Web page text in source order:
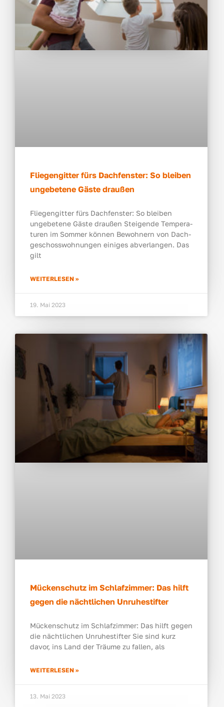
Fliegengitter fürs Dachfenster: So bleiben
ungebetene Gäste draußen
Flie­gen­git­ter fürs Dach­fens­ter: So blei­ben
unge­be­te­ne Gäs­te drau­ßen Stei­gen­de Tem­pe­ra­
tu­ren im Som­mer kön­nen Bewoh­nern von Dach­
ge­schoss­woh­nun­gen eini­ges abver­lan­gen. Das
gilt
WEI­TER­LE­SEN »
19. Mai 2023
Mückenschutz im Schlafzimmer: Das hilft
gegen die nächtlichen Unruhestifter
Mücken­schutz im Schlaf­zim­mer: Das hilft gegen
die nächt­li­chen Unru­he­stif­ter Sie sind kurz
davor, ins Land der Träu­me zu fal­len, als
WEI­TER­LE­SEN »
13. Mai 2023